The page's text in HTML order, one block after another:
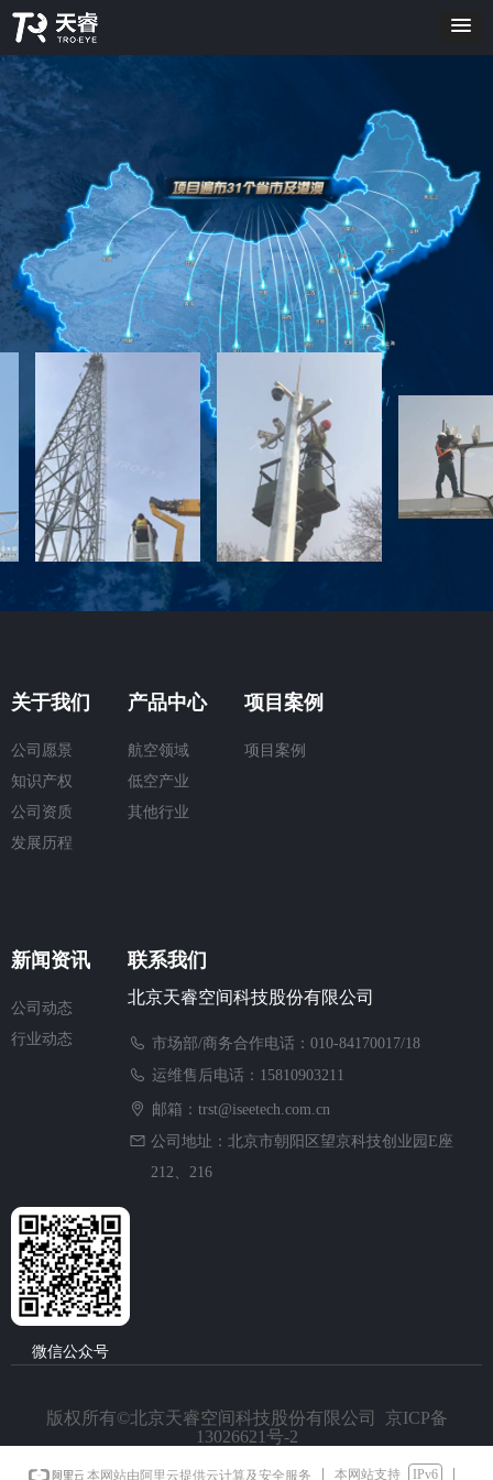
关于我们
公司愿景
知识产权
公司资质
发展历程
产品中心
航空领域
低空产业
其他行业
项目案例
项目案例
版权所有©北京天睿空间科技股份有限公司 京ICP备
13026621号-2
新闻资讯
公司动态
行业动态
联系我们
北京天睿空间科技股份有限公司
市场部/商务合作电话：010-84170017/18
运维售后电话：15810903211
邮箱：trst@iseetech.com.cn
公司地址：北京市朝阳区望京科技创业园E座
212、216
微信公众号
本网站由阿里云提供云计算及安全服务 本网站支持 IPv6